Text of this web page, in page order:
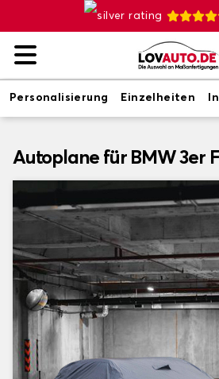
Personalisierung Einzelheiten
Autoplane für BMW 3er